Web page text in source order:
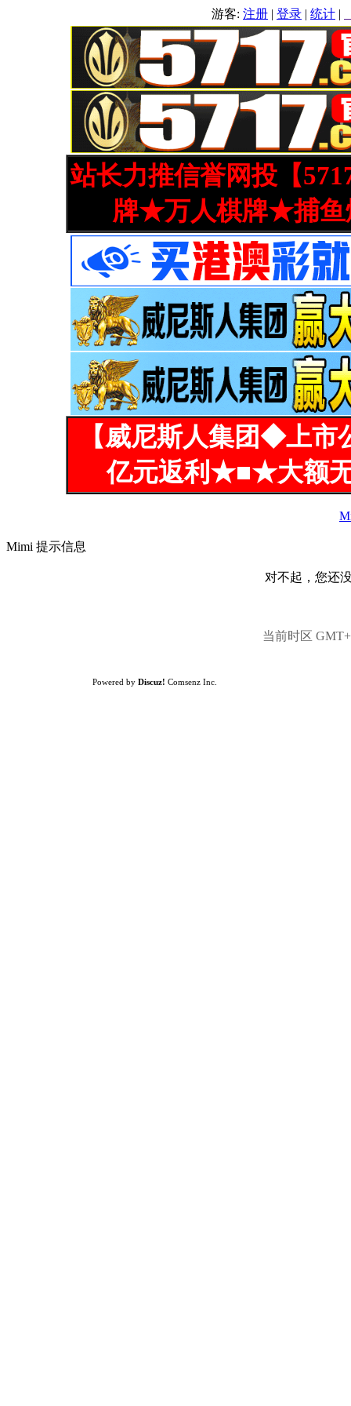
游客: 注册 | 登录 | 统计 |
站长力推信誉网投【
牌★万人棋牌★捕鱼
【威尼斯人集团◆上
亿元返利★■★大额
Mimi 提示信息
对不起，您还
当前时区
Powered by Discuz! Comsenz Inc.